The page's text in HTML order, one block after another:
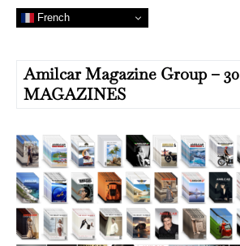
French
Amilcar Magazine Group – 30
MAGAZINES